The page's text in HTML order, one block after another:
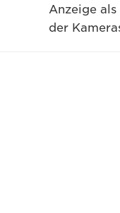
Anzeige
der